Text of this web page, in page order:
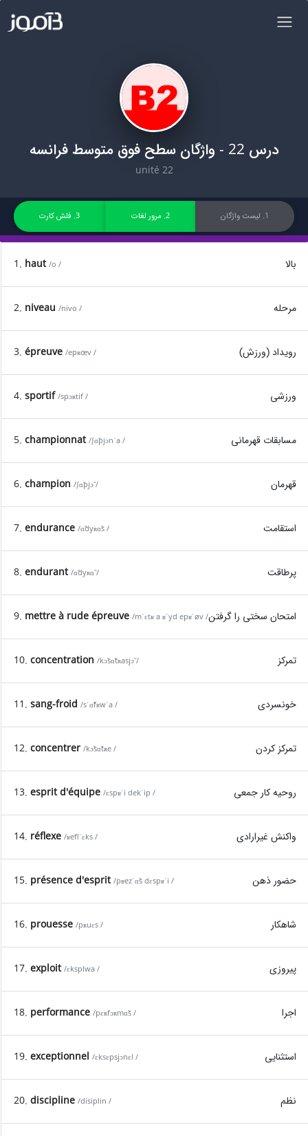
درس 22 - واژگان سطح فوق متوسط فرانسه
unité 22
3. فلش کارت 2. مرور لغات 1. لیست واژگان
1. haut /o / بالا
2. niveau /nivo / مرحله
3. épreuve /epʀœv / رویداد (ورزش)
4. sportif /spɔʀtif / ورزشی
5. championnat /ʃɑ̃pjɔnˈa / مسابقات قهرمانی
6. champion /ʃɑ̃pjɔ̃ / قهرمان
7. endurance /ɑ̃dyʀɑ̃s / استقامت
8. endurant /ɑ̃dyʀɑ̃ / پرطاقت
9. mettre à rude épreuve /mˈɛtʁ a ʁˈyd epʁˈøv /امتحان سختی را گرفتن
10. concentration /kɔ̃sɑ̃tʀasjɔ̃ / تمرکز
11. sang-froid /sˈɑ̃fʁwˈa / خونسردی
12. concentrer /kɔ̃sɑ̃tʀe / تمرکز کردن
13. esprit d'équipe /ɛspʁˈi dekˈip / روحیه کار جمعی
14. réflexe /ʁeflˈɛks / واکنش غیرارادی
15. présence d'esprit /pʁezˈɑ̃s dɛspʁˈi / حضور ذهن
16. prouesse /pʀuɛs / شاهکار
17. exploit /ɛksplwa / پیروزی
18. performance /pɛʀfɔʀmɑ̃s / اجرا
19. exceptionnel /ɛksɛpsjɔnɛl / استثنایی
20. discipline /disiplin / نظم